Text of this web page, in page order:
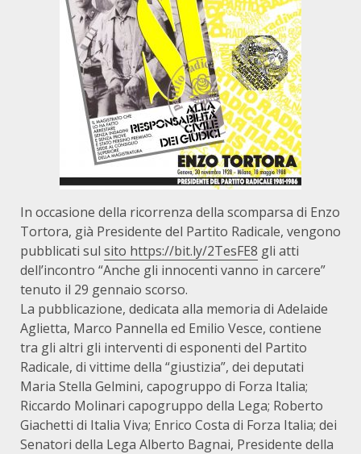
In occasione della ricorrenza della scomparsa di Enzo
Tortora, già Presidente del Partito Radicale, vengono
pubblicati sul sito https://bit.ly/2TesFE8 gli atti
dell’incontro “Anche gli innocenti vanno in carcere”
tenuto il 29 gennaio scorso.
La pubblicazione, dedicata alla memoria di Adelaide
Aglietta, Marco Pannella ed Emilio Vesce, contiene
tra gli altri gli interventi di esponenti del Partito
Radicale, di vittime della “giustizia”, dei deputati
Maria Stella Gelmini, capogruppo di Forza Italia;
Riccardo Molinari capogruppo della Lega; Roberto
Giachetti di Italia Viva; Enrico Costa di Forza Italia; dei
Senatori della Lega Alberto Bagnai, Presidente della